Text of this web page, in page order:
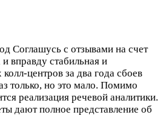
Соглашусь с отзывами на счет
вправду стабильная и
центров за два года сбоев
только, но это мало. Помимо
реализация речевой аналитики.
дают полное представление об